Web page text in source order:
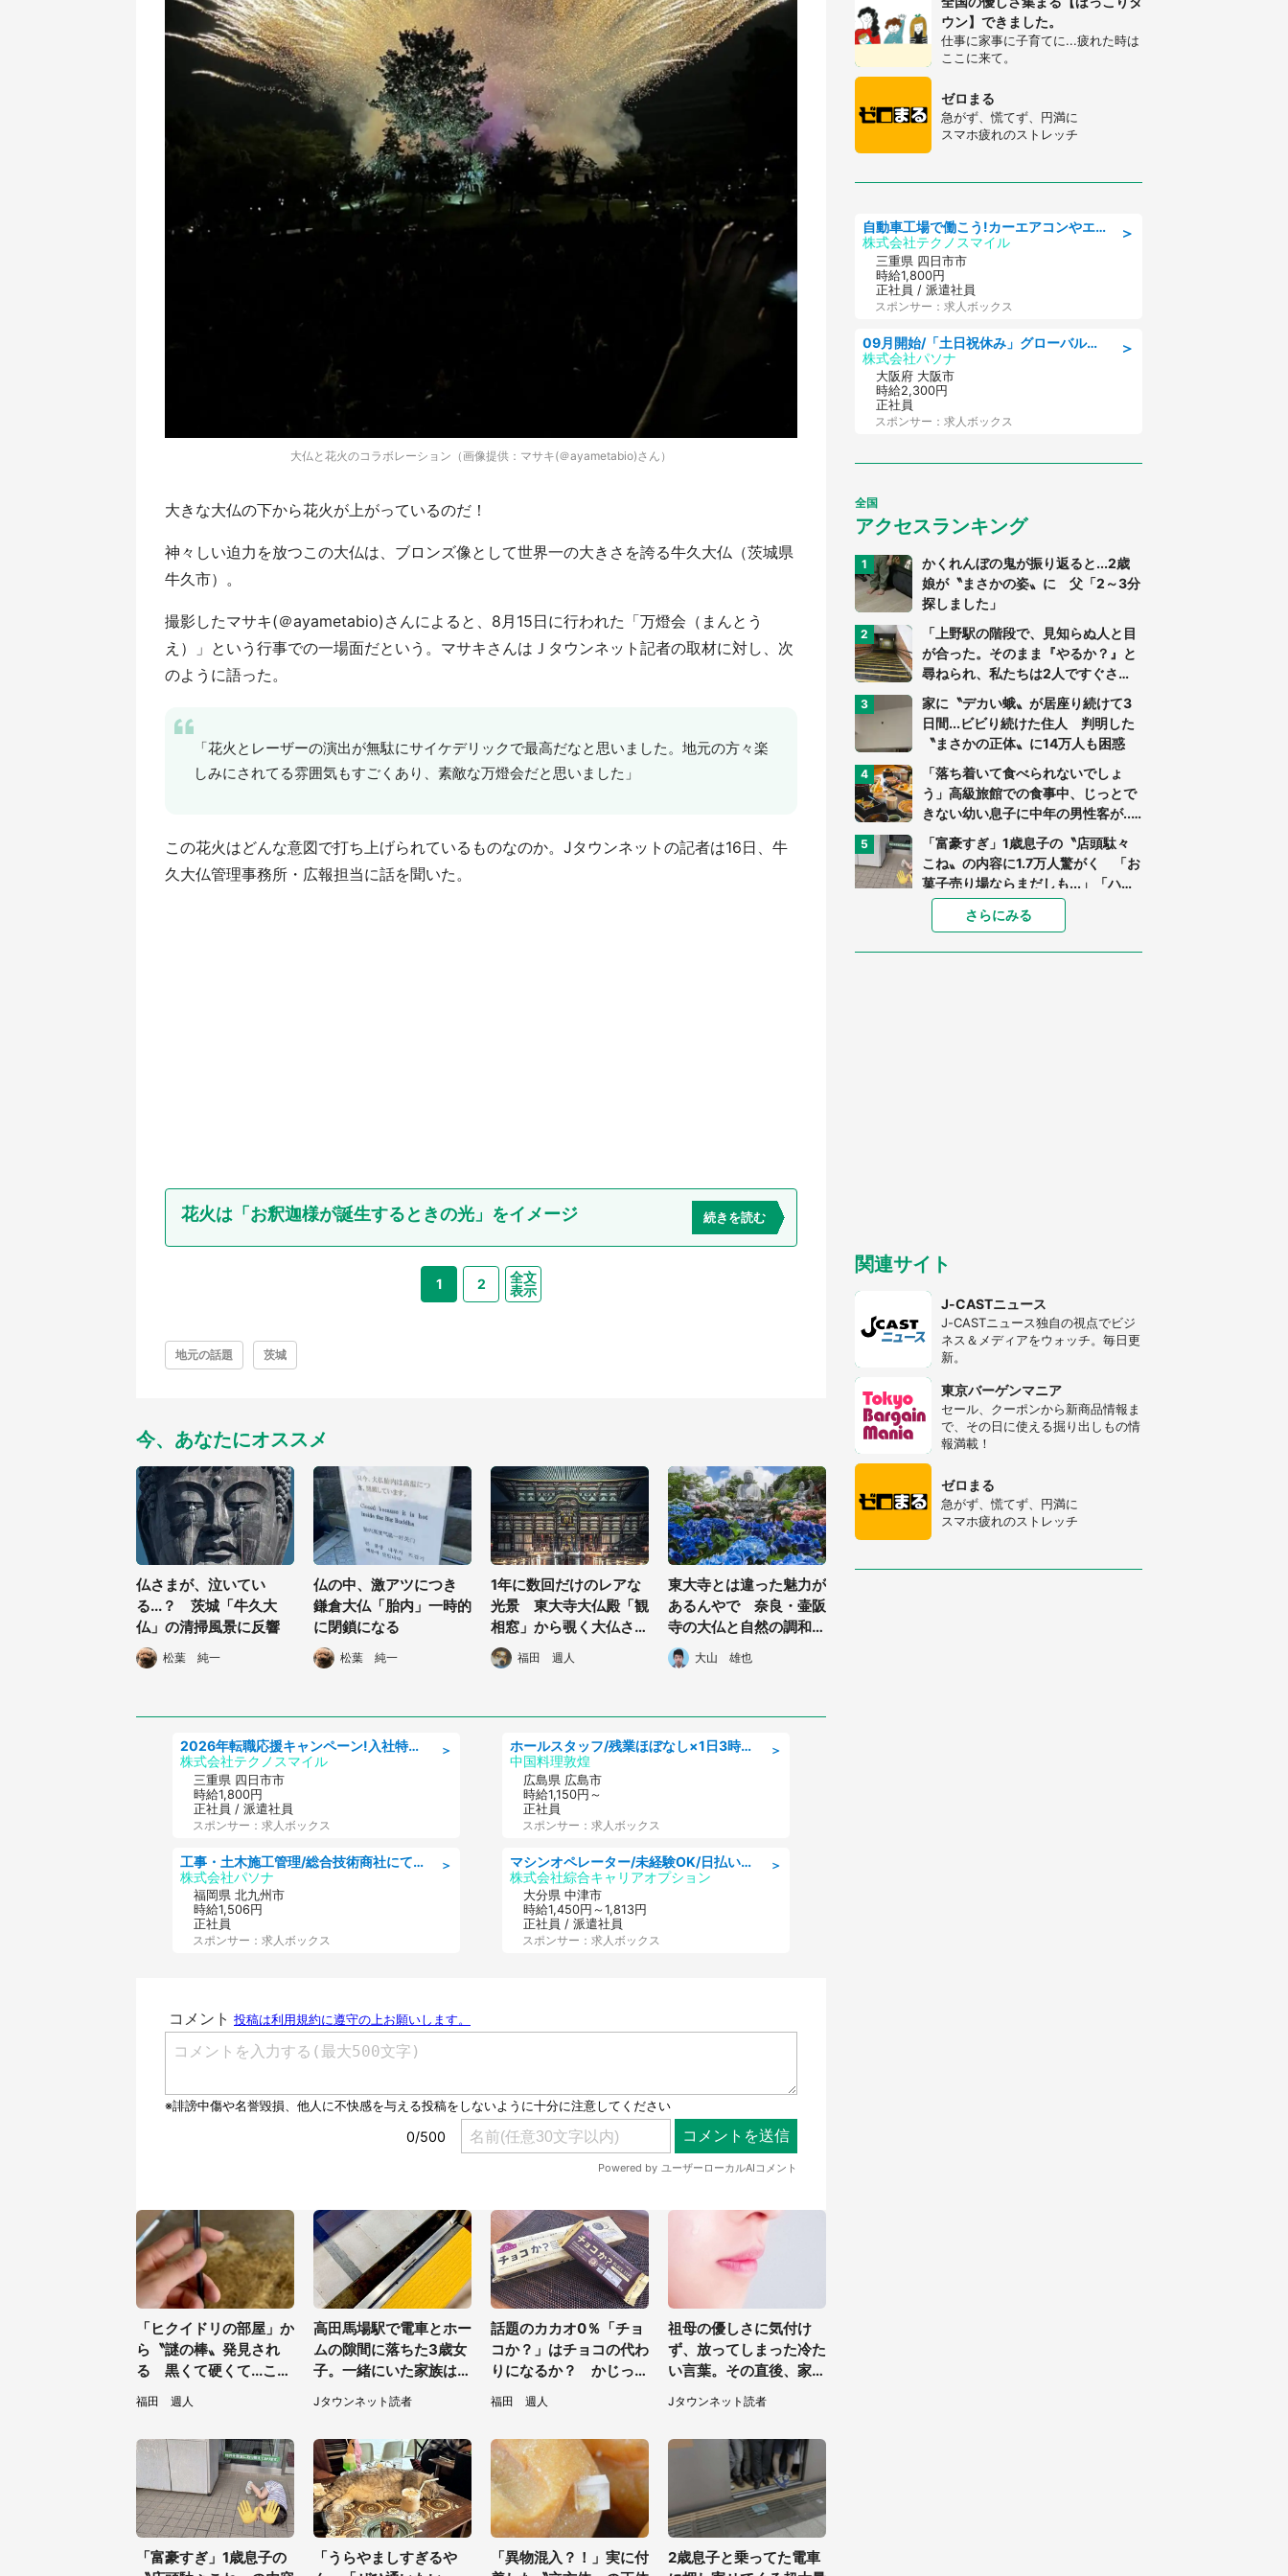
大仏と花火のコラボレーション（画像提供：マサキ(＠ayametabio)さん）
大きな大仏の下から花火が上がっているのだ！
神々しい迫力を放つこの大仏は、ブロンズ像として世界一の大きさを誇る牛久大仏（茨城県
牛久市）。
撮影したマサキ(＠ayametabio)さんによると、8月15日に行われた「万燈会（まんとう
え）」という行事での一場面だという。マサキさんはＪタウンネット記者の取材に対し、次
のように語った。
「花火とレーザーの演出が無駄にサイケデリックで最高だなと思いました。地元の方々楽
しみにされてる雰囲気もすごくあり、素敵な万燈会だと思いました」
この花火はどんな意図で打ち上げられているものなのか。Jタウンネットの記者は16日、牛
久大仏管理事務所・広報担当に話を聞いた。
花火は「お釈迦様が誕生するときの光」をイメージ 続きを読む
1 2
全文
表示
地元の話題 茨城
今、あなたにオススメ
仏さまが、泣いてい
る...？ 茨城「牛久大
仏」の清掃風景に反響
松葉 純一
仏の中、激アツにつき
鎌倉大仏「胎内」一時的
に閉鎖になる
松葉 純一
1年に数回だけのレアな
光景 東大寺大仏殿「観
相窓」から覗く大仏さま
がカッコよすぎる
福田 週人
東大寺とは違った魅力が
あるんやで 奈良・壷阪
寺の大仏と自然の調和が
神秘的
大山 雄也
＞
2026年転職応援キャンペーン!入社特典58万円/デンソーで働こう!自動車工場で小型部品の検査業務 denso aichi
株式会社テクノスマイル
三重県 四日市市
時給1,800円
正社員 / 派遣社員
スポンサー：求人ボックス
＞
工事・土木施工管理/総合技術商社にて施工管理のお仕事/即日勤務可/車通勤可/工事・土木施工管理/生産・品質管理
株式会社パソナ
福岡県 北九州市
時給1,506円
正社員
スポンサー：求人ボックス
＞
ホールスタッフ/残業ほぼなし×1日3時間〜勤務OK!フォロー体制も充実/広島県/広島市南区
中国料理敦煌
広島県 広島市
時給1,150円～
正社員
スポンサー：求人ボックス
＞
マシンオペレーター/未経験OK/日払いOK/寮費無料/交替制/20・30・40代活躍中
株式会社綜合キャリアオプション
大分県 中津市
時給1,450円～1,813円
正社員 / 派遣社員
スポンサー：求人ボックス
「ヒクイドリの部屋」か
ら〝謎の棒〟発見され
る 黒くて硬くて...これ
は何？動物園に聞く
福田 週人
高田馬場駅で電車とホー
ムの隙間に落ちた3歳女
子。一緒にいた家族はど
うすることもできなく
て...（埼玉県・50代女
Jタウンネット読者
話題のカカオ0％「チョ
コか？」はチョコの代わ
りになるか？ かじった
り溶かしたりして食べて
みた
福田 週人
祖母の優しさに気付け
ず、放ってしまった冷た
い言葉。その直後、家の
テーブルの上で見つけた
ものは（福岡県・30代
Jタウンネット読者
「富豪すぎ」1歳息子の
「うらやましすぎるや
「異物混入？！」実に付
2歳息子と乗ってた電車
ウン】できました。
仕事に家事に子育てに...疲れた時は
ここに来て。
ゼロまる
急がず、慌てず、円満に
スマホ疲れのストレッチ
＞
自動車工場で働こう!カーエアコンやエンジンの製造・加工業務/寮完備 denso aichi
株式会社テクノスマイル
三重県 四日市市
時給1,800円
正社員 / 派遣社員
スポンサー：求人ボックス
＞
09月開始/「土日祝休み」グローバル企業での産業保健のお仕事/保健師/高時給/残業なし/服装自由
株式会社パソナ
大阪府 大阪市
時給2,300円
正社員
スポンサー：求人ボックス
全国
アクセスランキング
かくれんぼの鬼が振り返ると...2歳
娘が〝まさかの姿〟に 父「2～3分
探しました」
「上野駅の階段で、見知らぬ人と目
が合った。そのまま『やるか？』と
尋ねられ、私たちは2人ですぐさ
ま...」（茨城県・70代男性）
家に〝デカい蛾〟が居座り続けて3
日間...ビビり続けた住人 判明した
〝まさかの正体〟に14万人も困惑
「落ち着いて食べられないでしょ
う」高級旅館での食事中、じっとで
きない幼い息子に中年の男性客が...
（東京都・40代男性）
「富豪すぎ」1歳息子の〝店頭駄々
こね〟の内容に1.7万人驚がく 「お
菓子売り場ならまだしも...」「ハー
ドル高い」
「閉所恐怖症の私は新幹線で大パニ
ック。隣席の青年に『手を繋いで』
とお願いしたら...」 体験談に8万
県・30代女性）
さらにみる
関連サイト
J-CASTニュース
J-CASTニュース独自の視点でビジ
ネス＆メディアをウォッチ。毎日更
新。
東京バーゲンマニア
セール、クーポンから新商品情報ま
で、その日に使える掘り出しもの情
報満載！
ゼロまる
急がず、慌てず、円満に
スマホ疲れのストレッチ